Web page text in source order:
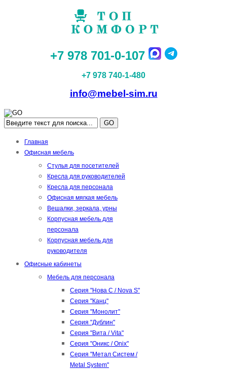
+7 978 701-0-107
+7 978 740-1-480
info@mebel-sim.ru
GO
Главная
Офисная мебель
Стулья для посетителей
Кресла для руководителей
Кресла для персонала
Офисная мягкая мебель
Вешалки, зеркала, урны
Корпусная мебель для
персонала
Корпусная мебель для
руководителя
Офисные кабинеты
Мебель для персонала
Серия "Нова С / Nova S"
Серия "Канц"
Серия "Монолит"
Серия "Дублин"
Серия "Вита / Vita"
Серия "Оникс / Onix"
Серия "Метал Систем /
Metal System"